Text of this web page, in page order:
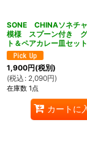
SONE CHINAソネチ
模様 スプーン付き グ
ト＆ペアカレー皿セッ
1,900円(税別)
(税込 : 2,090円)
在庫数 1点
カートに